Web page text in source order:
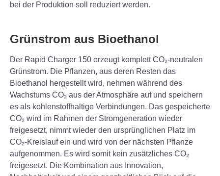
bei der Produktion soll reduziert werden.
Grünstrom aus Bioethanol
Der Rapid Charger 150 erzeugt komplett CO₂-neutralen
Grünstrom. Die Pflanzen, aus deren Resten das
Bioethanol hergestellt wird, nehmen während des
Wachstums CO₂ aus der Atmosphäre auf und speichern
es als kohlenstoffhaltige Verbindungen. Das gespeicherte
CO₂ wird im Rahmen der Stromgeneration wieder
freigesetzt, nimmt wieder den ursprünglichen Platz im
CO₂-Kreislauf ein und wird von der nächsten Pflanze
aufgenommen. Es wird somit kein zusätzliches CO₂
freigesetzt. Die Kombination aus Innovation,